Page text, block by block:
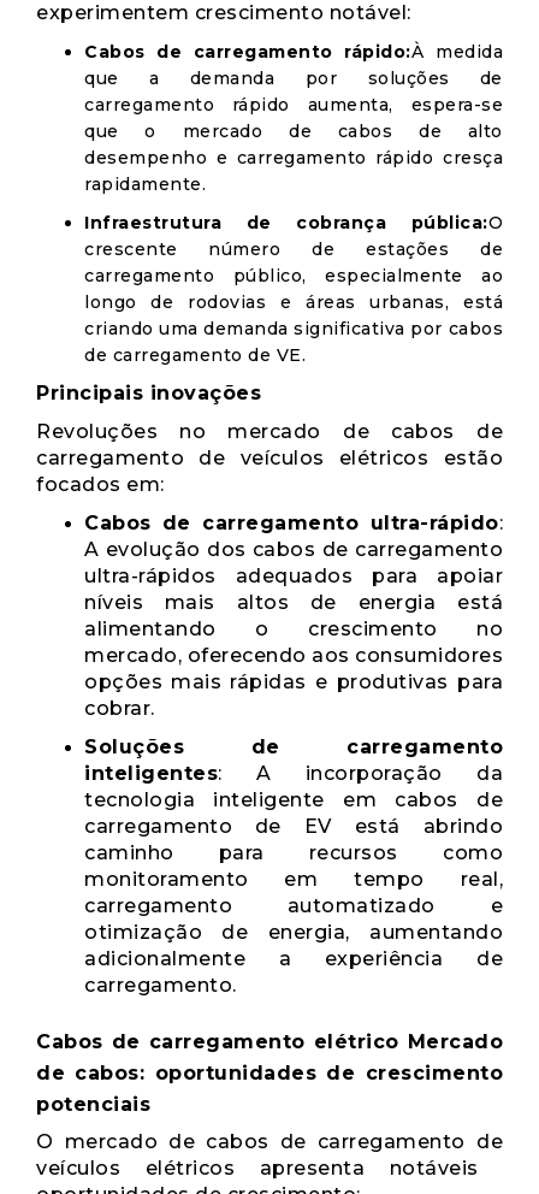
experimentem crescimento notável:
Cabos de carregamento rápido:À medida
que a demanda por soluções de
carregamento rápido aumenta, espera-se
que o mercado de cabos de alto
desempenho e carregamento rápido cresça
rapidamente.
Infraestrutura de cobrança pública:O
crescente número de estações de
carregamento público, especialmente ao
longo de rodovias e áreas urbanas, está
criando uma demanda significativa por cabos
de carregamento de VE.
Principais inovações
Revoluções no mercado de cabos de
carregamento de veículos elétricos estão
focados em:
Cabos de carregamento ultra-rápido:
A evolução dos cabos de carregamento
ultra-rápidos adequados para apoiar
níveis mais altos de energia está
alimentando o crescimento no
mercado, oferecendo aos consumidores
opções mais rápidas e produtivas para
cobrar.
Soluções de carregamento
inteligentes: A incorporação da
tecnologia inteligente em cabos de
carregamento de EV está abrindo
caminho para recursos como
monitoramento em tempo real,
carregamento automatizado e
otimização de energia, aumentando
adicionalmente a experiência de
carregamento.
Cabos de carregamento elétrico Mercado
de cabos: oportunidades de crescimento
potenciais
O mercado de cabos de carregamento de
veículos elétricos apresenta notáveis ​​